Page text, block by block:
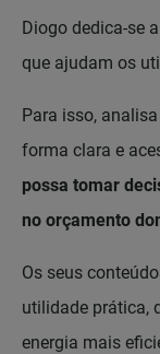
Diogo dedica-se
que ajudam os
Para isso,
forma clara e
possa tomar
no orçamento
Os seus
utilidade prática,
energia mais